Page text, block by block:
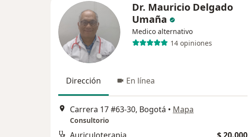
Dr. Mauricio Delgado
Umaña
Medico alternativo
14 opiniones
Dirección En línea
Carrera 17 #63-30, Bogotá • Mapa
Consultorio